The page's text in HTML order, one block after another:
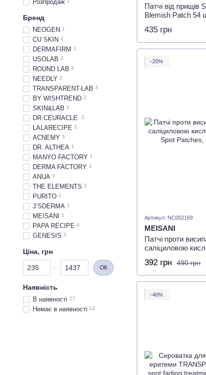
Патчі від прищів
Blemish Patch 54
435 грн
−20%
Артикул: NC002169
MEISANI
Патчі проти
саліциловою
490 грн
392 грн
−40%
Розпродаж
Бренд
NEOGEN 1
CU SKIN 2
DERMAFIRM 1
USOLAB 2
ROUND LAB 2
NEEDLY 2
TRANSPARENT-LAB 3
BY WISHTREND 2
SKIN&LAB 1
DR.CEURACLE 2
LALARECIPE 2
ACNEMY 5
DR. ALTHEA 1
MANYO FACTORY 1
DERMA FACTORY 1
ANUA 1
THE ELEMENTS 1
PURITO 1
J’SDERMA 1
MEISANI 1
PAPA RECIPE 4
GENESIS 2
Ціна, грн
Від Ціна, грн
До Ціна, грн ОК
Наявність
В наявності 27
Немає в наявності 12